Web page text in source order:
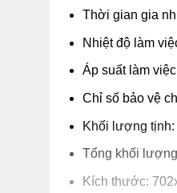
Thời gian gia
Nhiệt độ làm
Áp suất làm
Chỉ số bảo vệ
Khối lượng tịnh:
Tổng khối
Kích thước: